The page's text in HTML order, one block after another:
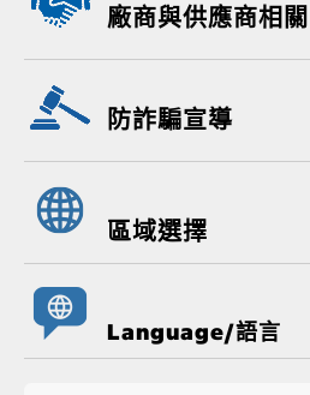
廠商與供應商相關
防詐騙宣導
區域選擇
Language/語言